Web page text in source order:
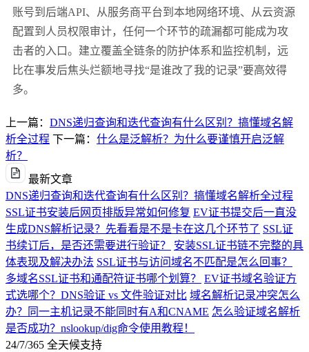
账号到后端API、从服务商平台到本地网络环境、从云资源
配置到人员权限审计，任何一个环节的疏漏都可能成为攻
击者的入口。建立覆盖全链条的防护体系和监控机制，远
比在事发后焦头烂额地寻找“是谁改了我的记录”要高效得
多。
上一篇： DNS递归查询和迭代查询有什么区别？搞懂域名解
析全过程 下一篇： 什么是泛解析？为什么要谨慎开启泛解
析？
最新文章
DNS递归查询和迭代查询有什么区别？搞懂域名解析全过程
SSL证书安装后网页排版异常如何修复 EV证书提交后一直没
生成DNS解析记录？先看看是不是卡在这几个环节了 SSL证
书续订后，是否还需要进行验证？
安装SSL证书链不完整的具
体表现及解决办法 SSL证书与访问域名不匹配是怎么回事？
多域名SSL证书和通配符证书哪个划算？
EV证书域名验证方
式选哪个？DNS验证 vs 文件验证对比 域名解析记录冲突怎么
办？同一主机记录不能同时有A和CNAME 怎么验证域名解析
是否成功？nslookup/dig命令使用教程！
24/7/365 全天候支持